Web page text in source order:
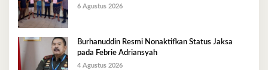
6 Agustus 2026
Burhanuddin Resmi Nonaktifkan Status Jaksa
pada Febrie Adriansyah
4 Agustus 2026